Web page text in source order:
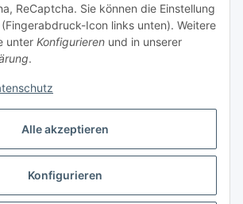
Alle akzeptieren
Konfigurieren
ReCaptcha. Sie können die Einstellung
Icon links unten). Weitere
unter Konfigurieren und in unserer
.
aktionswaren.de